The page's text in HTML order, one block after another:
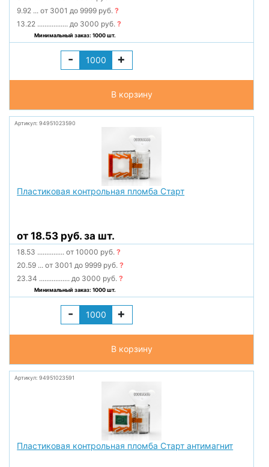
9.92 ... от 3001 до 9999 руб.?
13.22 ................. до 3000 руб.?
Минимальный заказ: 1000 шт.
- +
В корзину
Артикул: 94951023590
Пластиковая контрольная пломба Старт
от 18.53 руб. за шт.
18.53 ............... от 10000 руб.?
20.59 ... от 3001 до 9999 руб.?
23.34 ................. до 3000 руб.?
Минимальный заказ: 1000 шт.
- +
В корзину
Артикул: 94951023591
Пластиковая контрольная пломба Старт антимагнит